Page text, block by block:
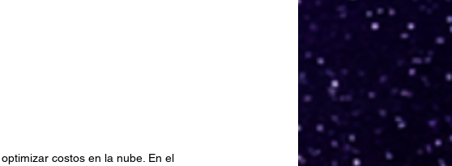
costos en la nube. En el